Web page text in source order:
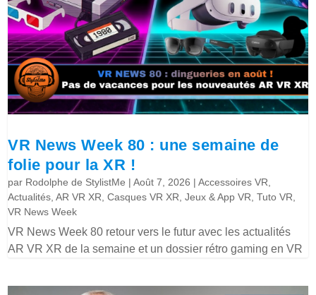
VR News Week 80 : une semaine de
folie pour la XR !
par Rodolphe de StylistMe |Août 7, 2026 |Accessoires VR
Actualités ,AR VR XR ,Casques VR XR ,Jeux & App VR ,Tuto VR
VR News Week
VR News Week 80 retour vers le futur avec les actualités
AR VR XR de la semaine et un dossier rétro gaming en VR